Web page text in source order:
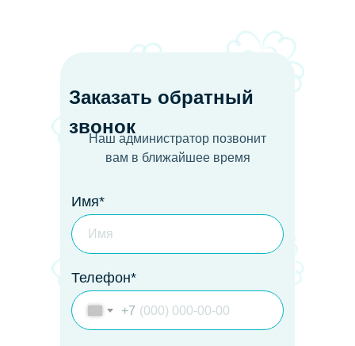
Заказать обратный
звонок
Наш администратор позвонит
вам в ближайшее время
Имя*
Телефон*
+7